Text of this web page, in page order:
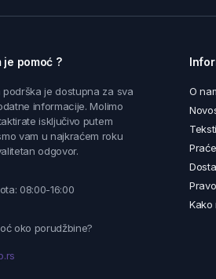
je pomoć ?
podrška je dostupna za sva
informacije. Molimo
isključivo putem
vam u najkraćem roku
odgovor.
08:00-16:00
oko porudžbine?
O
Kako